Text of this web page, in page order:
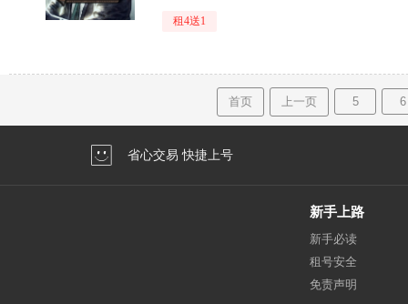
租4送1
首页 上一页 5 6
省心交易 快捷上号
新手上路
新手必读
租号安全
免责声明